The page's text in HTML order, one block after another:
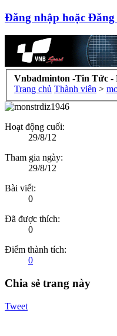
Đăng nhập hoặc
Vnbadminton -Tin Tức -
Trang chủ Thành viên >
Hoạt động cuối:
29/8/12
Tham gia ngày:
29/8/12
Bài viết:
0
Đã được thích:
0
Điểm thành tích:
0
Chia sẻ trang này
Tweet